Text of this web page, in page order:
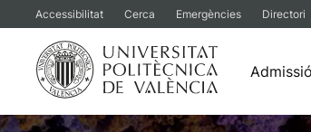
Accessibilitat Cerca Emergències Directori
Admissió
Vés